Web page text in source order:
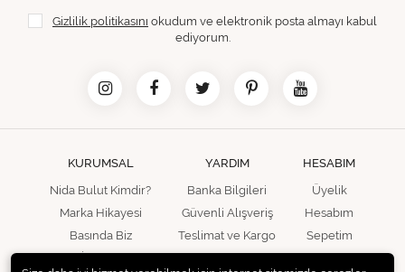
Gizlilik politikasını okudum ve elektronik posta almayı kabul
ediyorum.
KURUMSAL
Nida Bulut Kimdir?
Marka Hikayesi
Basında Biz
YARDIM
Banka Bilgileri
Güvenli Alışveriş
Teslimat ve Kargo
HESABIM
Üyelik
Hesabım
Sepetim